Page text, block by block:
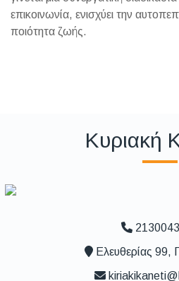
επικοινωνία, ενισχύει την
ποιότητα ζωής.
Κυριακή
Ελευθερίας 99,